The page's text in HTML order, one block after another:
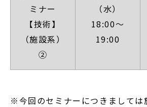
ミナー
【技術】
（施設系）
②
（水）
18:00～
19:00
※今回のセミナーにつきましては